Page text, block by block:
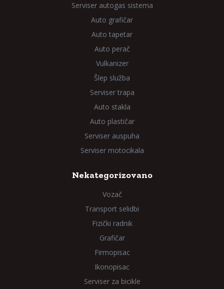
Serviser autogas sistema
Auto grafičar
Auto tapetar
Auto perač
Vulkanizer
Šlep služba
Serviser trapa
Auto stakla
Auto plastičar
Serviser auspuha
Serviser motocikala
Nekategorizovano
Vozač
Transport selidbi
Fizički radnik
Grafičar
Firmopisac
Ikonopisac
Serviser za bicikle